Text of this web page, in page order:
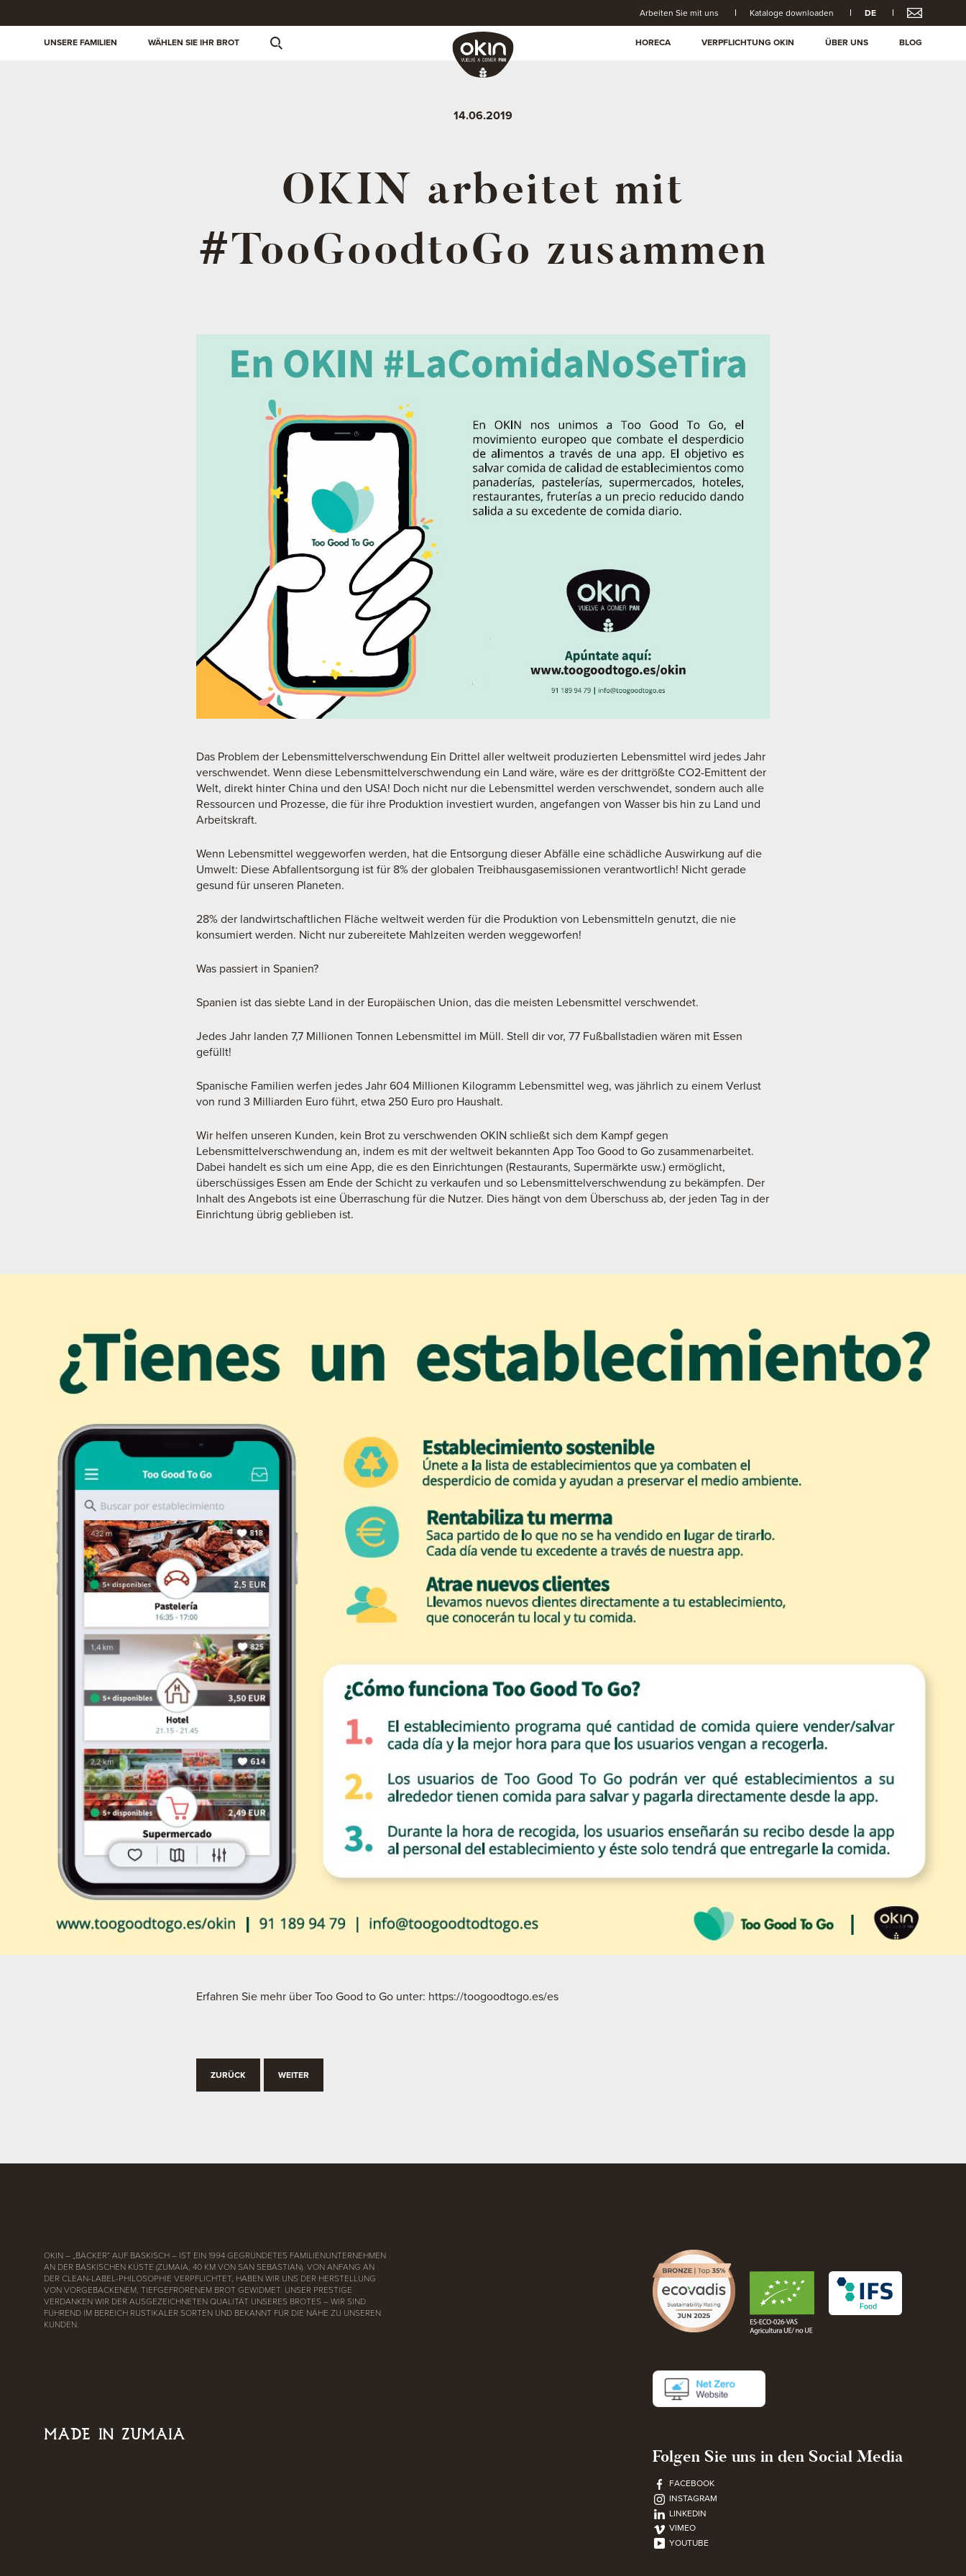
Arbeiten Sie mit uns Kataloge downloaden DE
UNSERE FAMILIEN WÄHLEN SIE IHR BROT HORECA VERPFLICHTUNG OKIN ÜBER UNS BLOG
14.06.2019
OKIN arbeitet mit
#TooGoodtoGo zusammen
Das Problem der Lebensmittelverschwendung Ein Drittel aller weltweit produzierten Lebensmittel wird jedes Jahr
verschwendet. Wenn diese Lebensmittelverschwendung ein Land wäre, wäre es der drittgrößte CO2-Emittent der
Welt, direkt hinter China und den USA! Doch nicht nur die Lebensmittel werden verschwendet, sondern auch alle
Ressourcen und Prozesse, die für ihre Produktion investiert wurden, angefangen von Wasser bis hin zu Land und
Arbeitskraft.
Wenn Lebensmittel weggeworfen werden, hat die Entsorgung dieser Abfälle eine schädliche Auswirkung auf die
Umwelt: Diese Abfallentsorgung ist für 8% der globalen Treibhausgasemissionen verantwortlich! Nicht gerade
gesund für unseren Planeten.
28% der landwirtschaftlichen Fläche weltweit werden für die Produktion von Lebensmitteln genutzt, die nie
konsumiert werden. Nicht nur zubereitete Mahlzeiten werden weggeworfen!
Was passiert in Spanien?
Spanien ist das siebte Land in der Europäischen Union, das die meisten Lebensmittel verschwendet.
Jedes Jahr landen 7,7 Millionen Tonnen Lebensmittel im Müll. Stell dir vor, 77 Fußballstadien wären mit Essen
gefüllt!
Spanische Familien werfen jedes Jahr 604 Millionen Kilogramm Lebensmittel weg, was jährlich zu einem Verlust
von rund 3 Milliarden Euro führt, etwa 250 Euro pro Haushalt.
Wir helfen unseren Kunden, kein Brot zu verschwenden OKIN schließt sich dem Kampf gegen
Lebensmittelverschwendung an, indem es mit der weltweit bekannten App Too Good to Go zusammenarbeitet.
Dabei handelt es sich um eine App, die es den Einrichtungen (Restaurants, Supermärkte usw.) ermöglicht,
überschüssiges Essen am Ende der Schicht zu verkaufen und so Lebensmittelverschwendung zu bekämpfen. Der
Inhalt des Angebots ist eine Überraschung für die Nutzer. Dies hängt von dem Überschuss ab, der jeden Tag in der
Einrichtung übrig geblieben ist.
Erfahren Sie mehr über Too Good to Go unter: https://toogoodtogo.es/es
ZURÜCK WEITER
OKIN – „BÄCKER“ AUF BASKISCH – IST EIN 1994 GEGRÜNDETES FAMILIENUNTERNEHMEN
AN DER BASKISCHEN KÜSTE (ZUMAIA, 40 KM VON SAN SEBASTIAN). VON ANFANG AN
DER CLEAN-LABEL-PHILOSOPHIE VERPFLICHTET, HABEN WIR UNS DER HERSTELLUNG
VON VORGEBACKENEM, TIEFGEFRORENEM BROT GEWIDMET. UNSER PRESTIGE
VERDANKEN WIR DER AUSGEZEICHNETEN QUALITÄT UNSERES BROTES – WIR SIND
FÜHREND IM BEREICH RUSTIKALER SORTEN UND BEKANNT FÜR DIE NÄHE ZU UNSEREN
KUNDEN.
MADE IN ZUMAIA
Folgen Sie uns in den Social Media
FACEBOOK
INSTAGRAM
LINKEDIN
VIMEO
YOUTUBE